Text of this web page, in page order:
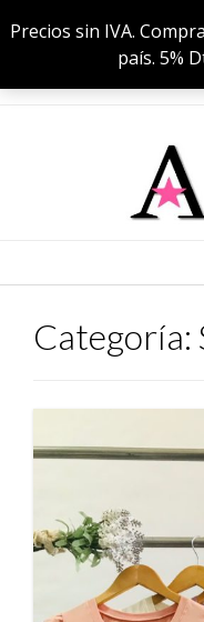
to
Precios sin IVA. Compra
Categoría:
Precios sin IVA.
país. 5%